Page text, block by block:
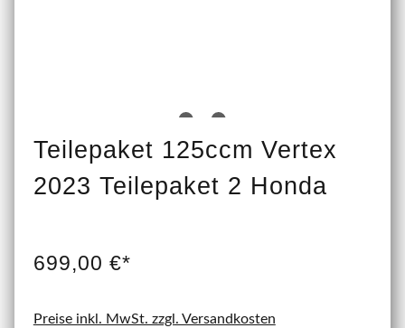
Teilepaket 125ccm Vertex
2023 Teilepaket 2 Honda
699,00 €*
Preise inkl. MwSt. zzgl. Versandkosten